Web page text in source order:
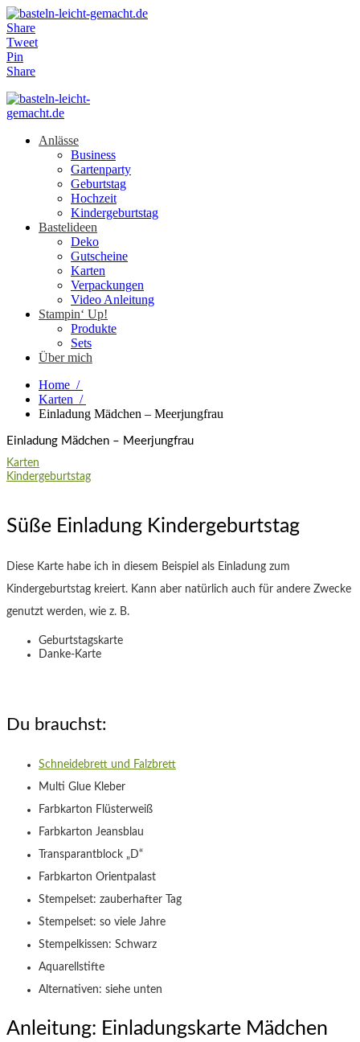
Share
Tweet
Pin
Share
Anlässe
Business
Gartenparty
Geburtstag
Hochzeit
Kindergeburtstag
Bastelideen
Deko
Gutscheine
Karten
Verpackungen
Video Anleitung
Stampin‘ Up!
Produkte
Sets
Über mich
Home /
Karten /
Einladung Mädchen – Meerjungfrau
Einladung Mädchen – Meerjungfrau
Karten
Kindergeburtstag
Süße Einladung Kindergeburtstag
Diese Karte habe ich in diesem Beispiel als Einladung zum
Kindergeburtstag kreiert. Kann aber natürlich auch für andere Zwecke
genutzt werden, wie z. B.
Geburtstagskarte
Danke-Karte
Du brauchst:
Schneidebrett und Falzbrett
Multi Glue Kleber
Farbkarton Flüsterweiß
Farbkarton Jeansblau
Transparantblock „D“
Farbkarton Orientpalast
Stempelset: zauberhafter Tag
Stempelset: so viele Jahre
Stempelkissen: Schwarz
Aquarellstifte
Alternativen: siehe unten
Anleitung: Einladungskarte Mädchen